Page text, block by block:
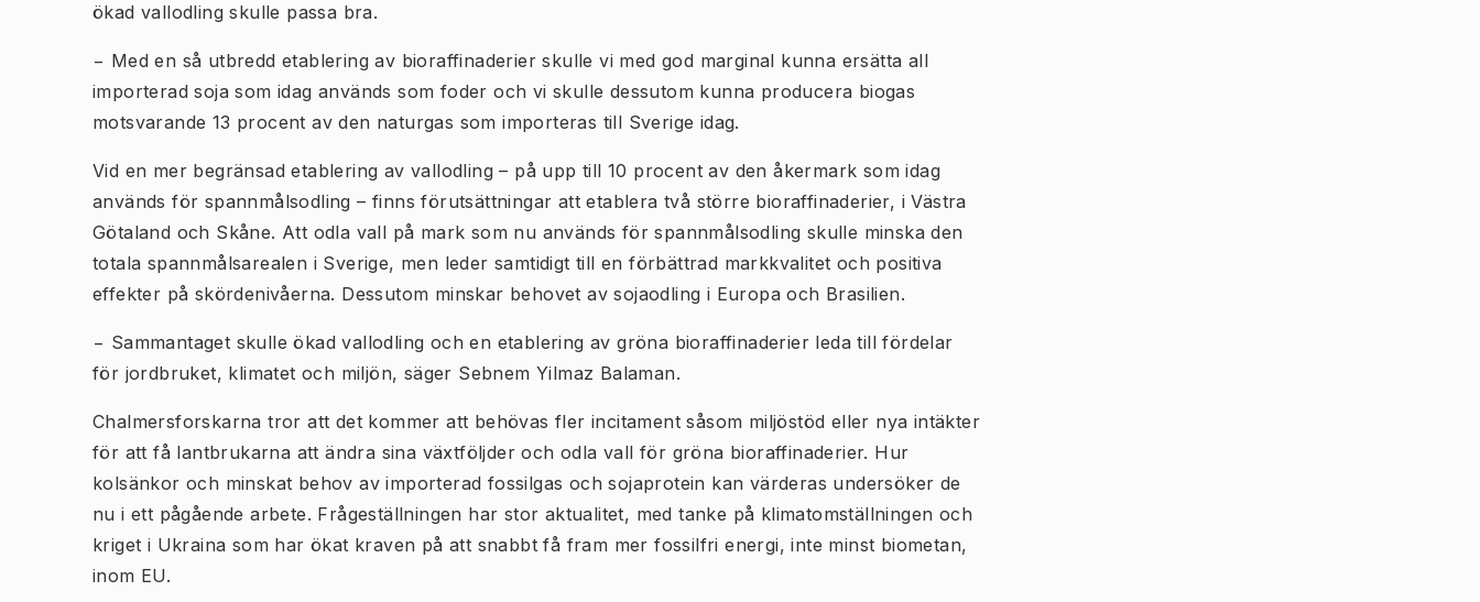
ökad vallodling skulle passa bra.
− Med en så utbredd etablering av bioraffinaderier skulle vi med god marginal kunna ersätta all
importerad soja som idag används som foder och vi skulle dessutom kunna producera biogas
motsvarande 13 procent av den naturgas som importeras till Sverige idag.
Vid en mer begränsad etablering av vallodling – på upp till 10 procent av den åkermark som idag
används för spannmålsodling – finns förutsättningar att etablera två större bioraffinaderier, i Västra
Götaland och Skåne. Att odla vall på mark som nu används för spannmålsodling skulle minska den
totala spannmålsarealen i Sverige, men leder samtidigt till en förbättrad markkvalitet och positiva
effekter på skördenivåerna. Dessutom minskar behovet av sojaodling i Europa och Brasilien.
− Sammantaget skulle ökad vallodling och en etablering av gröna bioraffinaderier leda till fördelar
för jordbruket, klimatet och miljön, säger Sebnem Yilmaz Balaman.
Chalmersforskarna tror att det kommer att behövas fler incitament såsom miljöstöd eller nya intäkter
för att få lantbrukarna att ändra sina växtföljder och odla vall för gröna bioraffinaderier. Hur
kolsänkor och minskat behov av importerad fossilgas och sojaprotein kan värderas undersöker de
nu i ett pågående arbete. Frågeställningen har stor aktualitet, med tanke på klimatomställningen och
kriget i Ukraina som har ökat kraven på att snabbt få fram mer fossilfri energi, inte minst biometan,
inom EU.